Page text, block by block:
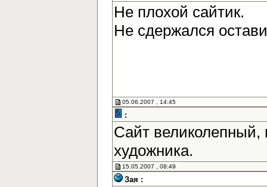
Не плохой сайтик.
Не сдержался
05.06.2007 , 14:45
:
Сайт великолепный,
художника.
15.05.2007 , 08:49
Зая :